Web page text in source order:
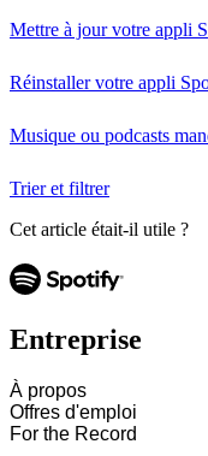
Mettre à jour votre appli
Réinstaller votre appli
Musique ou podcasts
Trier et filtrer
Cet article était-il utile ?
Entreprise
À propos
Offres d'emploi
For the Record